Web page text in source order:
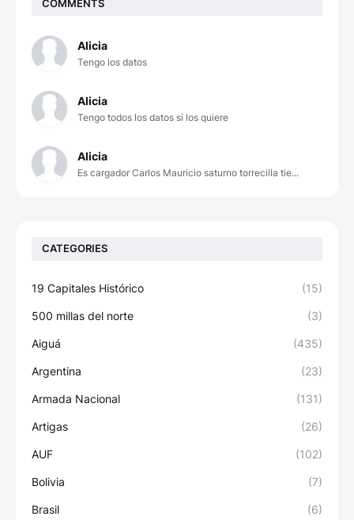
COMMENTS
Alicia
Tengo los datos
Alicia
Tengo todos los datos si los quiere
Alicia
Es cargador Carlos Mauricio saturno torrecilla tie...
CATEGORIES
19 Capitales Histórico (15)
500 millas del norte (3)
Aiguá (435)
Argentina (23)
Armada Nacional (131)
Artigas (26)
AUF (102)
Bolivia (7)
Brasil (6)